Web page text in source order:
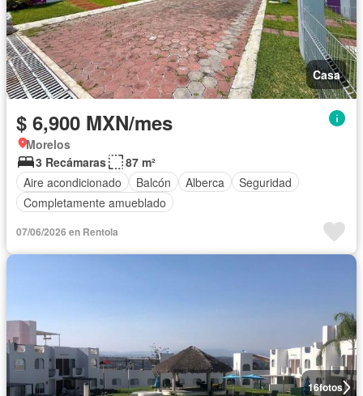
Casa
$ 6,900 MXN/mes
Morelos
3 Recámaras
87 m²
Aire acondicionado
Balcón Alberca
Seguridad
Completamente amueblado
07/06/2026 en Rentola
16fotos